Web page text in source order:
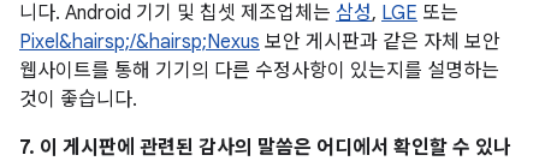
니다. Android 기기 및 칩셋 제조업체는 삼성, LGE 또는
Pixel&hairsp;/&hairsp;Nexus 보안 게시판과 같은 자체 보안
웹사이트를 통해 기기의 다른 수정사항이 있는지를 설명하는
것이 좋습니다.
7. 이 게시판에 관련된 감사의 말씀은 어디에서 확인할 수 있나